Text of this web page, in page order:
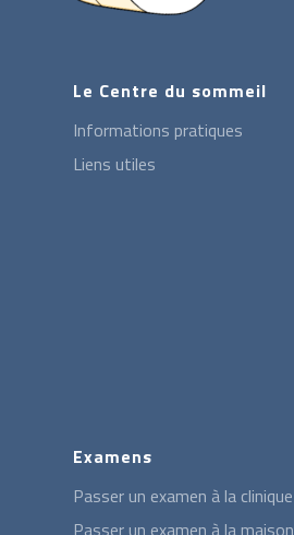
Le Centre du sommeil
Informations pratiques
Liens utiles
Examens
Passer un examen à la clinique
Passer un examen à la maison